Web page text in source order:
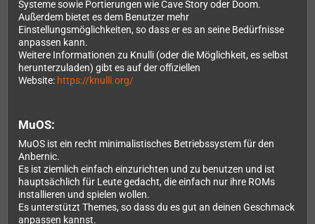
Systeme sowie Portierungen wie Cave Story oder Doom.
Außerdem bietet es dem Benutzer mehr
Einstellungsmöglichkeiten, so dass er es an seine Bedürfnisse
anpassen kann.
Weitere Informationen zu Knulli (oder die Möglichkeit, es selbst
herunterzuladen) gibt es auf der offiziellen
Website: https://knulli.org/
MuOS:
MuOS ist ein recht minimalistisches Betriebssystem für den
Anbernic.
Es ist ziemlich einfach einzurichten und zu benutzen und ist
hauptsächlich für Leute gedacht, die einfach nur ihre ROMs
installieren und spielen wollen.
Es unterstützt Themes, so dass du es gut an deinen Geschmack
anpassen kannst.